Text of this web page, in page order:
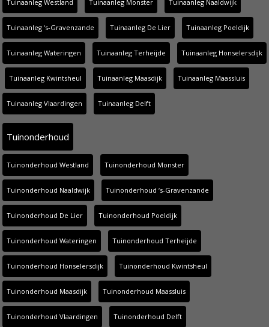
Tuinaanleg Westland Tuinaanleg Monster Tuinaanleg Naaldwijk
Tuinaanleg ‘s-Gravenzande Tuinaanleg De Lier Tuinaanleg Poeldijk
Tuinaanleg Wateringen Tuinaanleg Terheijde Tuinaanleg Honselersdijk
Tuinaanleg Kwintsheul Tuinaanleg Maasdijk Tuinaanleg Maassluis
Tuinaanleg Vlaardingen Tuinaanleg Delft
Tuinonderhoud
Tuinonderhoud Westland Tuinonderhoud Monster
Tuinonderhoud Naaldwijk Tuinonderhoud ‘s-Gravenzande
Tuinonderhoud De Lier Tuinonderhoud Poeldijk
Tuinonderhoud Wateringen Tuinonderhoud Terheijde
Tuinonderhoud Honselersdijk Tuinonderhoud Kwintsheul
Tuinonderhoud Maasdijk Tuinonderhoud Maassluis
Tuinonderhoud Vlaardingen Tuinonderhoud Delft